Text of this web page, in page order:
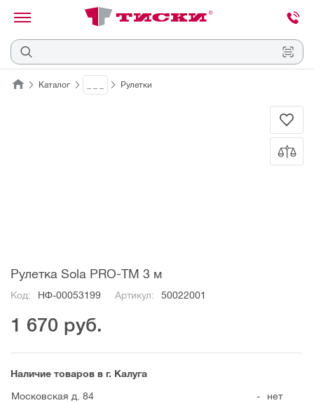
Отмена
Каталог Рулетки
Рулетка Sola PRO-TM 3 м
Код: НФ-00053199 Артикул: 50022001
1 670 руб.
Наличие товаров в г. Калуга
Московская д. 84
-
нет